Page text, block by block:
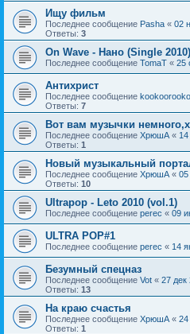
Ищу фильм
Последнее сообщение Pasha « 02
Ответы: 3
On Wave - Нано (Single 2010)
Последнее сообщение TomaT « 25
Антихрист
Последнее сообщение
Ответы: 7
Вот вам музычки
Последнее сообщение ХрюшА «
Ответы: 1
Новый музыкальный
Последнее сообщение ХрюшА « 05
Ответы: 10
Ultrapop - Leto 2010 (vol.1)
Последнее сообщение perec « 09
ULTRA POP#1
Последнее сообщение perec « 14
Безумный спецназ
Последнее сообщение Vot « 27 дек
Ответы: 13
На краю счастья
Последнее сообщение ХрюшА « 24
Ответы: 1